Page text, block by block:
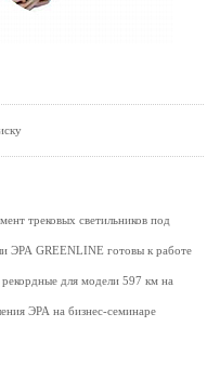
трековых светильников под
ЭРА GREENLINE готовы к работе
для модели 597 км на
ЭРА на бизнес-семинаре